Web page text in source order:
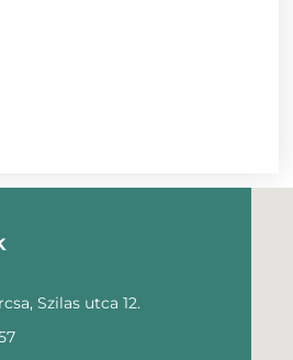
Szilas utca 12.